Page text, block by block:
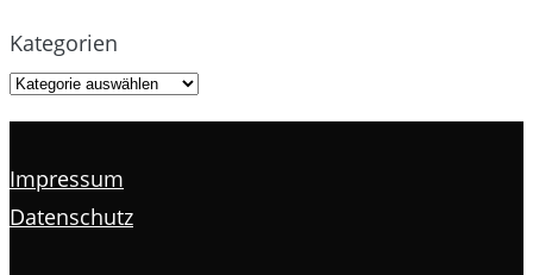
Kategorien
Impressum
Datenschutz